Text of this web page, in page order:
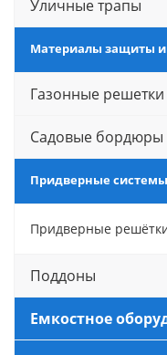
Уличные трапы
Материалы защиты и
Газонные решетки
Садовые бордюры
Придверные
Придверные
Поддоны
Емкостное